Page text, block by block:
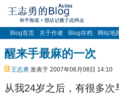
Blog首页 关于作者 Blog存档 网站地
醒来手最麻的一次
王志勇 发表于 2007年06月08日 14:10
从我24岁之后，有很多